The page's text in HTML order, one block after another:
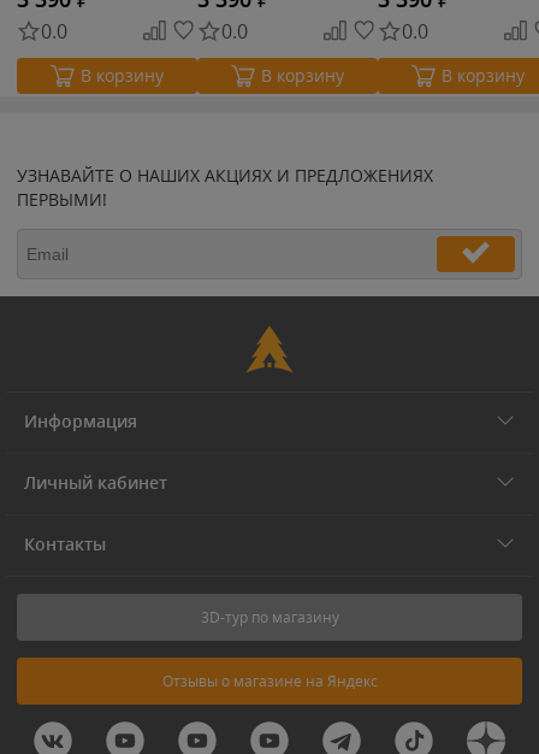
0.0
В корзину
0.0
В корзину
0.0
В корзину
УЗНАВАЙТЕ О НАШИХ АКЦИЯХ И ПРЕДЛОЖЕНИЯХ
ПЕРВЫМИ!
Информация
Личный кабинет
Контакты
3D-тур по магазину
Отзывы о магазине на Яндекс